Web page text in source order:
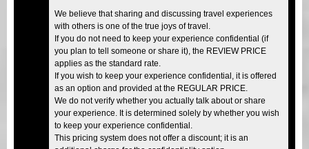
We believe that sharing and discussing travel experiences
with others is one of the true joys of travel.
If you do not need to keep your experience confidential (if
you plan to tell someone or share it), the REVIEW PRICE
applies as the standard rate.
If you wish to keep your experience confidential, it is offered
as an option and provided at the REGULAR PRICE.
We do not verify whether you actually talk about or share
your experience. It is determined solely by whether you wish
to keep your experience confidential.
This pricing system does not offer a discount; it is an